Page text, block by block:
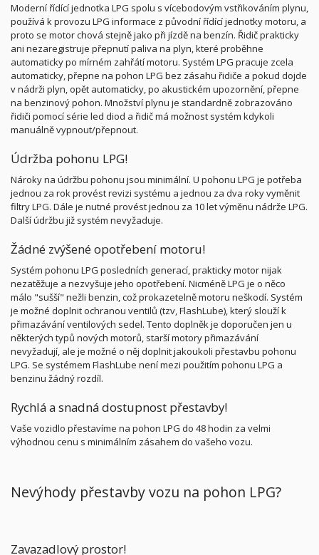
Moderní řídící jednotka LPG spolu s vícebodovým vstřikováním plynu,
používá k provozu LPG informace z původní řídící jednotky motoru, a
proto se motor chová stejně jako při jízdě na benzín. Řidič prakticky
ani nezaregistruje přepnutí paliva na plyn, které proběhne
automaticky po mírném zahřátí motoru. Systém LPG pracuje zcela
automaticky, přepne na pohon LPG bez zásahu řidiče a pokud dojde
v nádrži plyn, opět automaticky, po akustickém upozornění, přepne
na benzinový pohon. Množství plynu je standardně zobrazováno
řidiči pomocí série led diod a řidič má možnost systém kdykoli
manuálně vypnout/přepnout.
Údržba pohonu LPG!
Nároky na údržbu pohonu jsou minimální. U pohonu LPG je potřeba
jednou za rok provést revizi systému a jednou za dva roky vyměnit
filtry LPG. Dále je nutné provést jednou za 10 let výměnu nádrže LPG.
Další údržbu již systém nevyžaduje.
Žádné zvýšené opotřebení motoru!
Systém pohonu LPG posledních generací, prakticky motor nijak
nezatěžuje a nezvyšuje jeho opotřebení. Nicméně LPG je o něco
málo "sušší" nežli benzin, což prokazetelně motoru neškodí. Systém
je možné doplnit ochranou ventilů (tzv, FlashLube), který slouží k
přimazávání ventilových sedel. Tento doplněk je doporučen jen u
některých typů nových motorů, starší motory přimazávání
nevyžadují, ale je možné o něj doplnit jakoukoli přestavbu pohonu
LPG. Se systémem FlashLube není mezi použitím pohonu LPG a
benzinu žádný rozdíl.
Rychlá a snadná dostupnost přestavby!
Vaše vozidlo přestavíme na pohon LPG do 48 hodin za velmi
výhodnou cenu s minimálním zásahem do vašeho vozu.
Nevýhody přestavby vozu na pohon LPG?
Zavazadlový prostor!